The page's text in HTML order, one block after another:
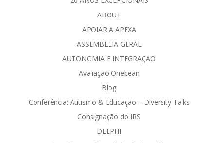
ABOUT
APOIAR A APEXA
ASSEMBLEIA GERAL
AUTONOMIA E INTEGRAÇÃO
Avaliação Onebean
Blog
Conferência: Autismo & Educação – Diversity Talks
Consignação do IRS
DELPHI